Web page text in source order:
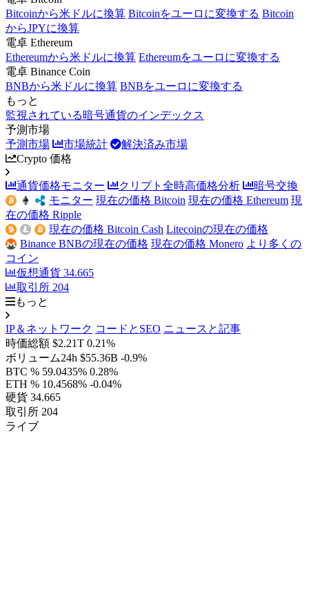
Bitcoinから米ドルに換算 Bitcoinをユーロに変換する Bitcoin
からJPYに換算
電卓 Ethereum
Ethereumから米ドルに換算 Ethereumをユーロに変換する
電卓 Binance Coin
BNBから米ドルに換算 BNBをユーロに変換する
もっと
監視されている暗号通貨のインデックス
予測市場
予測市場
市場統計
解決済み市場
Crypto 価格
通貨価格モニター クリプト全時高価格分析
暗号交換
モニター 現在の価格 Bitcoin 現在の価格 Ethereum 現
在の価格 Ripple
現在の価格 Bitcoin Cash Litecoinの現在の価格
Binance BNBの現在の価格 現在の価格 Monero より多くの
コイン
仮想通貨 34.665
取引所 204
もっと
IP＆ネットワーク コードとSEO ニュースと記事
時価総額 $2.21T 0.21%
ボリューム24h $55.36B -0.9%
BTC % 59.0435% 0.28%
ETH % 10.4568% -0.04%
硬貨 34.665
取引所 204
ライブ